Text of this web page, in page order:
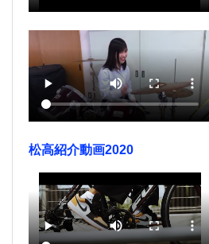
松高紹介動画2020